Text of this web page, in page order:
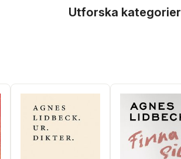
Utforska kategorier